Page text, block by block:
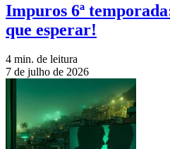
Impuros 6ª
que esperar!
4 min. de leitura
7 de julho de 2026